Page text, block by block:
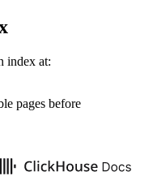
index at:
pages before